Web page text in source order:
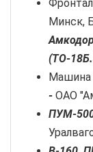
Минск,
(ТО-
Машина
- ОАО
ПУМ-